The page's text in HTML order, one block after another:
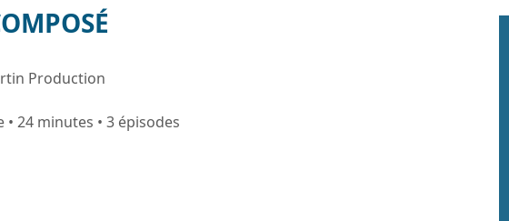
Production
24 minutes • 3 épisodes